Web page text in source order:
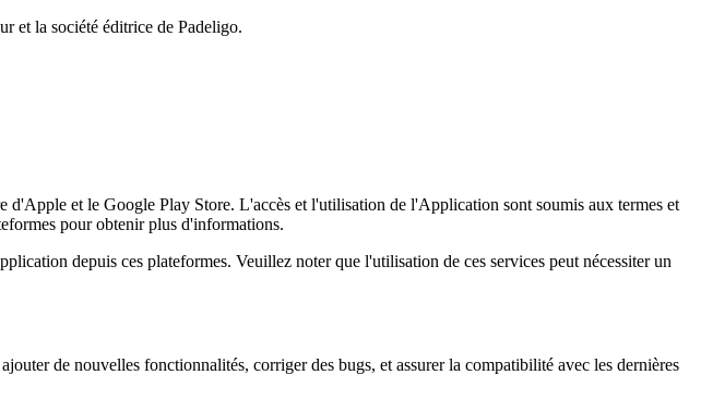
et la société éditrice de Padeligo.
et le Google Play Store. L'accès et l'utilisation de l'Application sont soumis aux termes et
pour obtenir plus d'informations.
depuis ces plateformes. Veuillez noter que l'utilisation de ces services peut nécessiter un
de nouvelles fonctionnalités, corriger des bugs, et assurer la compatibilité avec les dernières